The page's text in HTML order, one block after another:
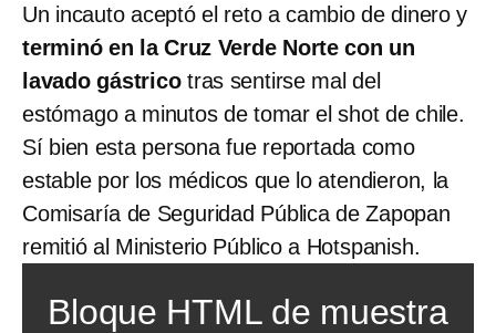
Un incauto aceptó el reto a cambio de dinero y
terminó en la Cruz Verde Norte con un
lavado gástricotras sentirse mal del
estómago a minutos de tomar el shot de chile.
Sí bien esta persona fue reportada como
estable por los médicos que lo atendieron, la
Comisaría de Seguridad Pública de Zapopan
remitió al Ministerio Público a Hotspanish.
Bloque HTML de muestra